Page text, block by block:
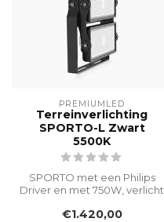
PREMIUMLED
Terreinverlichting
SPORTO-L Zwart
5500K
SPORTO met een Philips
Driver en met 750W, verlicht
...
€1.420,00